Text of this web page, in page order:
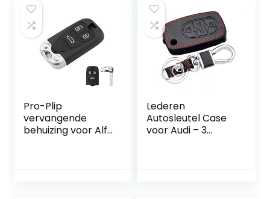
Pro-Plip
vervangende
behuizing voor Alfa
Lederen
Autosleutel Case
voor Audi – 3